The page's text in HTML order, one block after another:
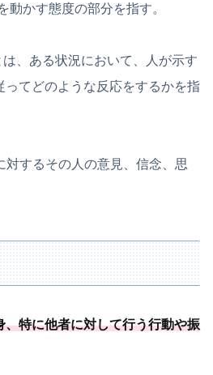
動かす態度の部分を指す。
、ある状況において、人が示す
てどのような反応をするかを指
対するその人の意見、信念、思
、特に他者に対して行う行動や振